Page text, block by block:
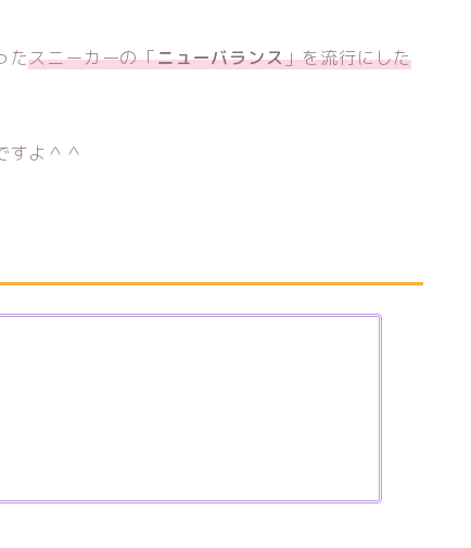
たスニーカーの「ニューバランス」を流行にした
すよ＾＾